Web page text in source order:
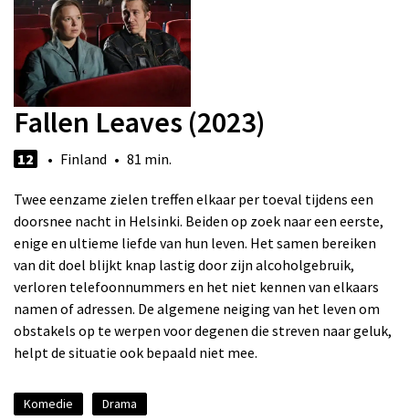
Fallen Leaves (2023)
12 • Finland • 81 min.
Twee eenzame zielen treffen elkaar per toeval tijdens een
doorsnee nacht in Helsinki. Beiden op zoek naar een eerste,
enige en ultieme liefde van hun leven. Het samen bereiken
van dit doel blijkt knap lastig door zijn alcoholgebruik,
verloren telefoonnummers en het niet kennen van elkaars
namen of adressen. De algemene neiging van het leven om
obstakels op te werpen voor degenen die streven naar geluk,
helpt de situatie ook bepaald niet mee.
Komedie
Drama